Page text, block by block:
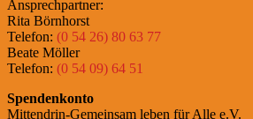
Ansprechpartner:
Rita Börnhorst
Telefon: (0 54 26) 80 63 77
Beate Möller
Telefon: (0 54 09) 64 51
Spendenkonto
Mittendrin-Gemeinsam leben für Alle e.V.